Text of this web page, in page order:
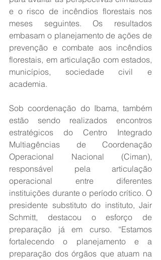
e o risco de incêndios florestais nos
meses seguintes. Os resultados
embasam o planejamento de ações de
prevenção e combate aos incêndios
florestais, em articulação com estados,
municípios, sociedade civil e
academia.
Sob coordenação do Ibama, também
estão sendo realizados encontros
estratégicos do Centro Integrado
Multiagências de Coordenação
Operacional Nacional (Ciman),
responsável pela articulação
operacional entre diferentes
instituições durante o período crítico. O
presidente substituto do instituto, Jair
Schmitt, destacou o esforço de
preparação já em curso. “Estamos
fortalecendo o planejamento e a
preparação dos órgãos que atuam na